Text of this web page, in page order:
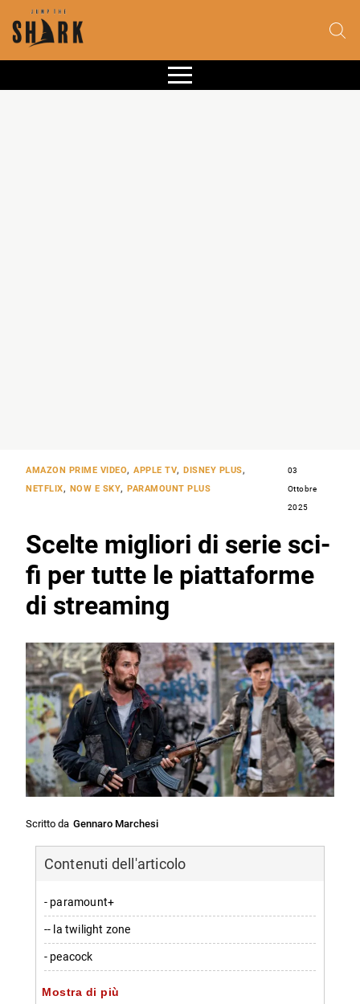
AMAZON PRIME VIDEO,APPLE TV, DISNEY PLUS,
NETFLIX, NOW E SKY, PARAMOUNT PLUS
03
Ottobre
2025
Scelte migliori di serie sci-
fi per tutte le piattaforme
di streaming
Scritto da Gennaro Marchesi
Contenuti dell'articolo
- paramount+
-- la twilight zone
- peacock
Mostra di più